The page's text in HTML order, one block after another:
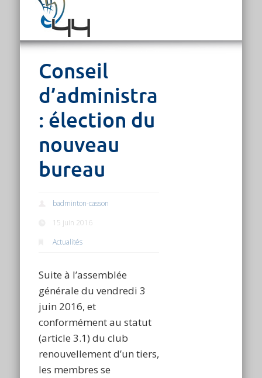
Conseil
d’administration
: élection du
nouveau
bureau
badminton-casson
15 juin 2016
Actualités
Suite à l’assemblée
générale du vendredi 3
juin 2016, et
conformément au statut
(article 3.1) du club
renouvellement d’un tiers,
les membres se